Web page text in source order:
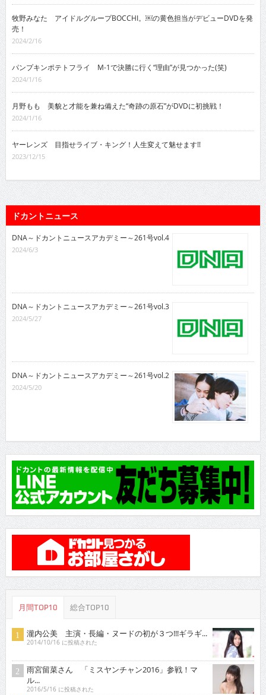
牧野みなた アイドルグループBOCCHI。￼の黄色担当がデビューDVDを発
売！
2024/2/16
パンプキンポテトフライ M-1で決勝に行く“理由”が見つかった(笑)
2024/1/16
月野もも 美貌と才能を兼ね備えた“奇跡の原石”がDVDに初挑戦！
2024/1/16
ヤーレンズ 目指せライブ・キング！人生変えて魅せます!!
2023/12/15
ドカントニュース
DNA～ドカントニュースアカデミー～261号vol.4
2024/6/3
DNA～ドカントニュースアカデミー～261号vol.3
2024/5/27
DNA～ドカントニュースアカデミー～261号vol.2
2024/5/20
月間TOP10 総合TOP10
瀧内公美 主演・長編・ヌードの初が３つ!!!ギラギ...
2014/10/16 に投稿された
雨宮留菜さん 「ミスヤンチャン2016」参戦！マ
ル...
2016/5/16 に投稿された